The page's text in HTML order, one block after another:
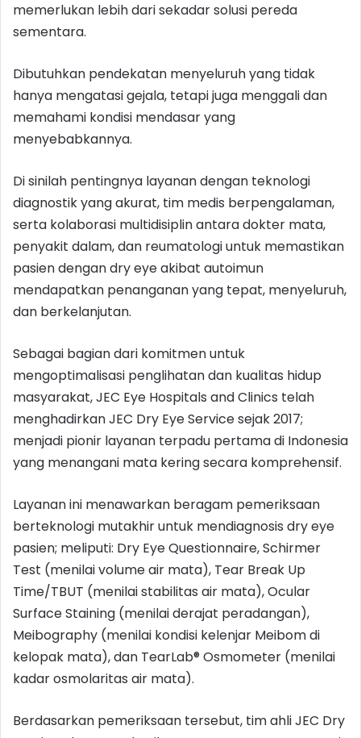
memerlukan lebih dari sekadar solusi pereda
sementara.
Dibutuhkan pendekatan menyeluruh yang tidak
hanya mengatasi gejala, tetapi juga menggali dan
memahami kondisi mendasar yang
menyebabkannya.
Di sinilah pentingnya layanan dengan teknologi
diagnostik yang akurat, tim medis berpengalaman,
serta kolaborasi multidisiplin antara dokter mata,
penyakit dalam, dan reumatologi untuk memastikan
pasien dengan dry eye akibat autoimun
mendapatkan penanganan yang tepat, menyeluruh,
dan berkelanjutan.
Sebagai bagian dari komitmen untuk
mengoptimalisasi penglihatan dan kualitas hidup
masyarakat, JEC Eye Hospitals and Clinics telah
menghadirkan JEC Dry Eye Service sejak 2017;
menjadi pionir layanan terpadu pertama di Indonesia
yang menangani mata kering secara komprehensif.
Layanan ini menawarkan beragam pemeriksaan
berteknologi mutakhir untuk mendiagnosis dry eye
pasien; meliputi: Dry Eye Questionnaire, Schirmer
Test (menilai volume air mata), Tear Break Up
Time/TBUT (menilai stabilitas air mata), Ocular
Surface Staining (menilai derajat peradangan),
Meibography (menilai kondisi kelenjar Meibom di
kelopak mata), dan TearLab® Osmometer (menilai
kadar osmolaritas air mata).
Berdasarkan pemeriksaan tersebut, tim ahli JEC Dry